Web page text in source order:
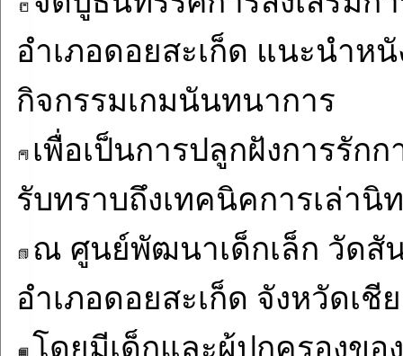
อำเภอดอยสะเก็ด แนะนำห
กิจกรรมเกมนันทนาการ
เพื่อเป็นการปลูกฝังการรัก
รับทราบถึงเทคนิคการเล่า
ณ ศูนย์พัฒนาเด็กเล็ก วัดสั
อำเภอดอยสะเก็ด จังหวัดเชี
โดยมีเด็กและผู้ปกครองข